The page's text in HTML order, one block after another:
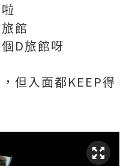
館
D旅館呀
但入面都KEEP得